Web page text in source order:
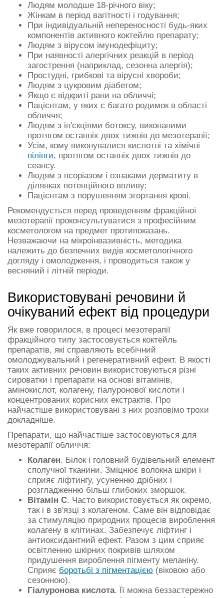
Людям молодше 18-річного віку;
Жінкам в період вагітності і годування;
При індивідуальній непереносності будь-яких
компонентів активного коктейлю препарату;
Людям з вірусом імунодефіциту;
При наявності алергічних реакцій в період
загострення (наприклад, сезонна алергія);
Простудні, грибкові та вірусні хвороби;
Людям з цукровим діабетом;
Якщо є відкриті рани на обличчі;
Пацієнтам, у яких є багато родимок в області
обличчя;
Людям з ін'єкціями ботоксу, виконаними
протягом останніх двох тижнів до мезотерапії;
Усім, кому виконувалися кислотні та хімічні
пілінги, протягом останніх двох тижнів до
сеансу.
Людям з псоріазом і ознаками дерматиту в
ділянках потенційного впливу;
Пацієнтам з порушенням згортання крові.
Рекомендується перед проведенням фракційної
мезотерапії проконсультуватися з професійним
косметологом на предмет протипоказань.
Незважаючи на мікроінвазивність, методика
належить до безпечних видів косметологічного
догляду і омолодження, і проводиться також у
весняний і літній періоди.
Використовувані речовини й
очікуваний ефект від процедури
Як вже говорилося, в процесі мезотерапії
фракційного типу застосовується коктейль
препаратів, які справляють всебічний
омолоджувальний і регенеративний ефект. В якості
таких активних речовин використовуються різні
сироватки і препарати на основі вітамінів,
амінокислот, колагену, гіалуронової кислоти і
концентрованих корисних екстрактів. Про
найчастіше використовувані з них розповімо трохи
докладніше.
Препарати, що найчастіше застосовуються для
мезотерапії обличчя:
Колаген. Білок і головний будівельний елемент
сполучної тканини. Зміцнює волокна шкіри і
сприяє ліфтингу, усуненню дрібних і
розгладженню більш глибоких зморшок.
Вітамін С. Часто використовується як окремо,
так і в зв'язці з колагеном. Саме він відповідає
за стимуляцію природних процесів вироблення
колагену в клітинах. Забезпечує ліфтинг і
антиоксидантний ефект. Разом з цим сприяє
освітленню шкірних покривів шляхом
придушення вироблення пігменту меланіну.
Сприяє боротьбі з пігментацією (віковою або
сезонною).
Гіалуронова кислота. Її можна беззастережно